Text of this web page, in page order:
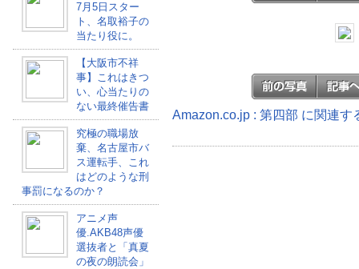
7月5日スター
ト、名取裕子の
当たり役に。
【大阪市不祥
事】これはきつ
い、心当たりの
ない最終催告書
究極の職場放
棄、名古屋市バ
ス運転手、これ
はどのような刑
事罰になるのか？
アニメ声
優.AKB48声優
選抜者と「真夏
の夜の朗読会」
Amazon.co.jp : 第四部 に関連す